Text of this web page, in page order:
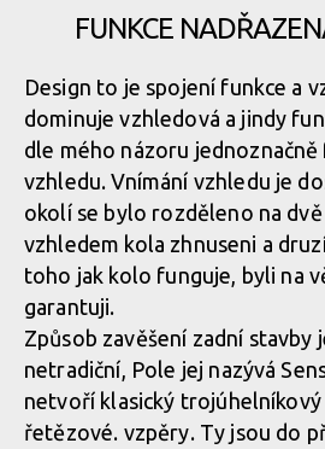
FUNKCE
Design to je spojení funkce a
dominuje vzhledová a jindy
dle mého názoru jednoznačně
vzhledu. Vnímání vzhledu je
okolí se bylo rozděleno na
vzhledem kola zhnuseni a
toho jak kolo funguje, byli na
garantuji.
Způsob zavěšení zadní stavby
netradiční, Pole jej nazývá
netvoří klasický trojúhelníkový
řetězové. vzpěry. Ty jsou do